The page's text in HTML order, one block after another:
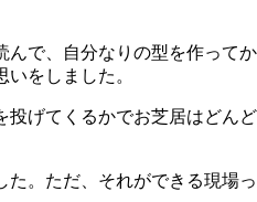
で、自分なりの型を作ってか
をしました。
投げてくるかでお芝居はどんど
。ただ、それができる現場っ